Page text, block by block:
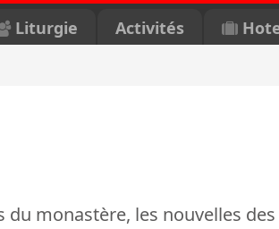
Liturgie Activités
monastère, les nouvelles des